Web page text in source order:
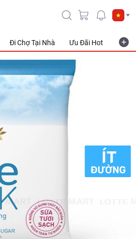
Đi Chợ Tại Nhà Ưu Đãi Hot